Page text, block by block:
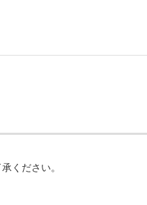
ください。